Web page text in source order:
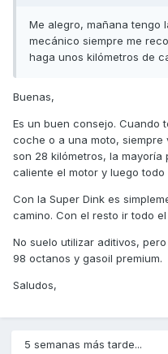
Me alegro, mañana tengo
mecánico siempre me
haga unos kilómetros de
Buenas,
Es un buen consejo. Cuando
coche o a una moto,
son 28 kilómetros, la mayoría
caliente el motor y luego
Con la Super Dink es
camino. Con el resto ir todo
No suelo utilizar aditivos,
98 octanos y gasoil premium.
Saludos,
5 semanas más tarde...